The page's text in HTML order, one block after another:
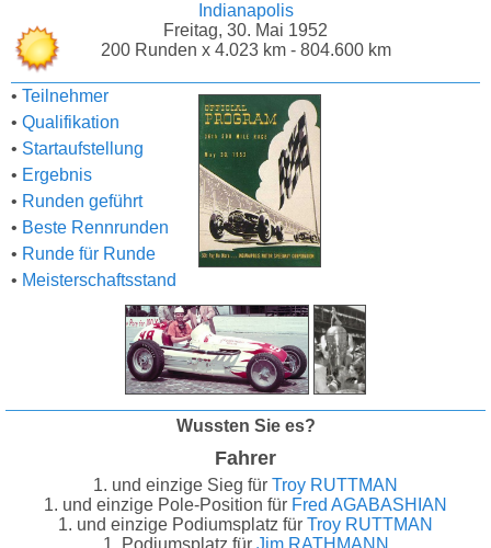
Indianapolis
Freitag, 30. Mai 1952
200 Runden x 4.023 km - 804.600 km
• Teilnehmer
• Qualifikation
• Startaufstellung
• Ergebnis
• Runden geführt
• Beste Rennrunden
• Runde für Runde
• Meisterschaftsstand
Wussten Sie es?
Fahrer
1. und einzige Sieg für Troy RUTTMAN
1. und einzige Pole-Position für Fred AGABASHIAN
1. und einzige Podiumsplatz für Troy RUTTMAN
1. Podiumsplatz für Jim RATHMANN